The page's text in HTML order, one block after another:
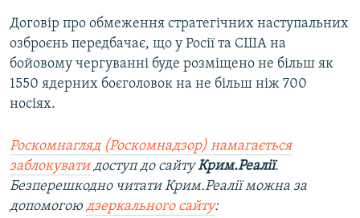
Договір про обмеження стратегічних наступальних
озброєнь передбачає, що у Росії та США на
бойовому чергуванні буде розміщено не більш як
1550 ядерних боєголовок на не більш ніж 700
носіях.
Роскомнагляд (Роскомнадзор) намагається
заблокуватидоступ до сайтуКрим.Реалії.
Безперешкодно читати Крим.Реалії можна за
допомогою дзеркального сайту: